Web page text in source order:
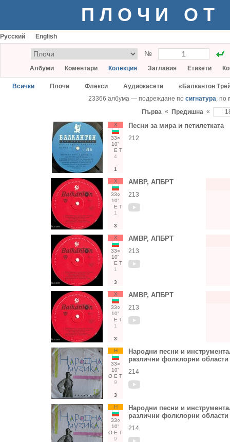
ПЛОЧИ ОТ
Русский English
№
Албуми Коментари Колекция Заглавия Етикети
Всички Плочи Флекси Аудиокасети
«Балкантон
23366 албума — подреждане по сигнатура, по
Първа « Предишна «
Х
33○
10"
Е Т
4
1
Песни за мира и петилетката
212
Х
33○
10"
Е Т
1
3
АМВР, АПБРТ
213
Х
33○
10"
Е Т
1
3
АМВР, АПБРТ
213
Х
33○
10"
Е Т
1
3
АМВР, АПБРТ
213
Н
33○
10"
О Е Т
9
3
Народни песни и
различни фолклорни
214
Н
33○
10"
О Е Т
9
Народни песни и
различни фолклорни
214